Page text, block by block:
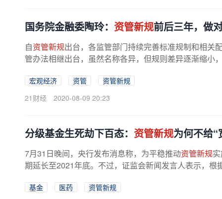
国务院金融委陶玲： 资管新规前后三年，做
自资管新规出台，各监管部门持续完善标准规制和相关
管办法相继出台，虽然名称各异，但规则差异逐渐缩小
宏观经济 资管
资管新规
21财经
2020-08-09 20:23
分级基金生死劫下百态： 资管新规为何不给“
7月31日晚间，央行发布消息称，为平稳推动资管新规
期延长至2021年底。不过，证监会新闻发言人表示，
基金 医药
资管新规